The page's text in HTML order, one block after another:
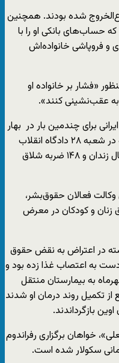
شده بودند. همچنین
حساب‌های بانکی او را با
و فروپاشی خانواده‌اش
«فشار بر خانواده او
عقب‌نشینی کنند».
برای چندمین بار در بهار
سال ۱۳۹۷ دستگیر شد و پس از محاکمه در شعبه ۲۸ دادگاه انقلاب
تهران به ریاست قاضی مقیسه به ۳۳ سال زندان و ۱۴۸ ضربه شلاق
فعالان حقوق‌بشر،
زنان و کودکان در معرض
در اعتراض به نقض حقوق
به اعتصاب غذا زده بود و
به بیمارستان منتقل
تکمیل روند درمان او شدند
بازگرداندند.
خواهان برگزاری رفراندوم
سکولار شده است.